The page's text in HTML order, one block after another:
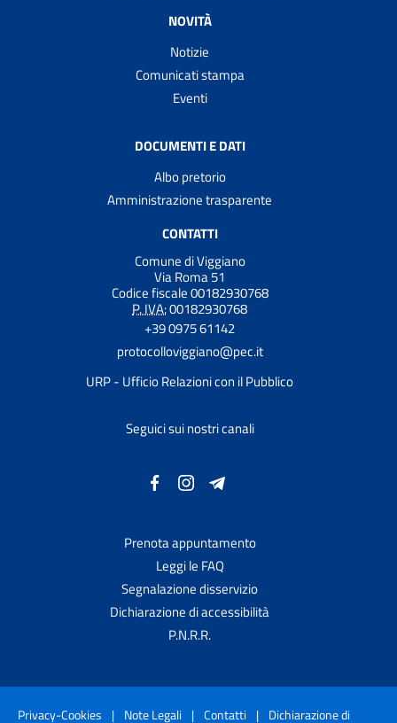
NOVITÀ
Notizie
Comunicati stampa
Eventi
DOCUMENTI E DATI
Albo pretorio
Amministrazione trasparente
CONTATTI
Comune di Viggiano
Via Roma 51
Codice fiscale 00182930768
P. IVA:00182930768
+39 0975 61142
protocolloviggiano@pec.it
URP - Ufficio Relazioni con il Pubblico
Seguici sui nostri canali
Prenota appuntamento
Leggi le FAQ
Segnalazione disservizio
Dichiarazione di accessibilità
P.N.R.R.
Privacy-Cookies | Note Legali | Contatti | Dichiarazione di